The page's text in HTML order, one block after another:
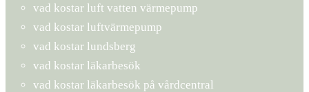
vad kostar luft vatten värmepump
vad kostar luftvärmepump
vad kostar lundsberg
vad kostar läkarbesök
vad kostar läkarbesök på vårdcentral